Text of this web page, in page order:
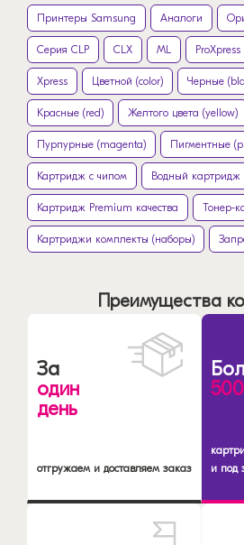
Принтеры Samsung Аналоги
Серия CLP CLX ML ProXpress
Xpress Цветной (color) Черные
Красные (red) Желтого цвета (yellow)
Пурпурные (magenta) Пигментные
Картридж с чипом Водный картридж
Картридж Premium качества Тонер-
Картриджи комплекты (наборы)
Преимущества
За
один
день
отгружаем и доставляем заказ
и под